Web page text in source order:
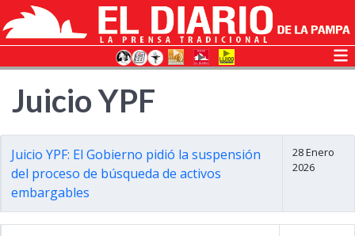
Juicio YPF
Juicio YPF: El Gobierno pidió la suspensión
del proceso de búsqueda de activos
embargables
28 Enero
2026